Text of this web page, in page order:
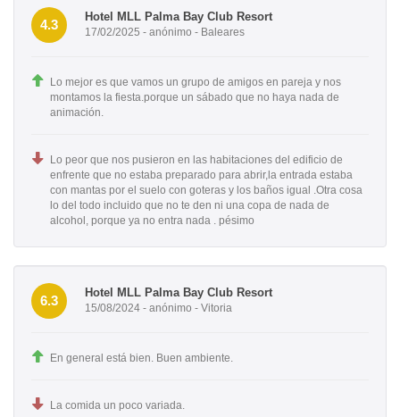
4.3
Hotel MLL Palma Bay Club Resort
17/02/2025 - anónimo - Baleares
Lo mejor es que vamos un grupo de amigos en pareja y nos
montamos la fiesta.porque un sábado que no haya nada de
animación.
Lo peor que nos pusieron en las habitaciones del edificio de
enfrente que no estaba preparado para abrir,la entrada estaba
con mantas por el suelo con goteras y los baños igual .Otra cosa
lo del todo incluido que no te den ni una copa de nada de
alcohol, porque ya no entra nada . pésimo
6.3
Hotel MLL Palma Bay Club Resort
15/08/2024 - anónimo - Vitoria
En general está bien. Buen ambiente.
La comida un poco variada.